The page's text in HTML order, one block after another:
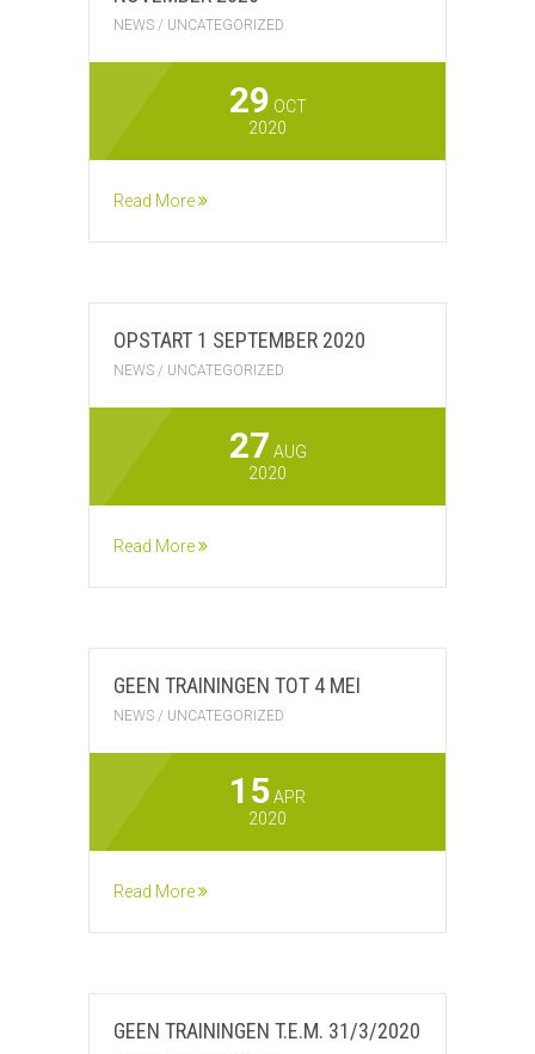
NEWS / UNCATEGORIZED
29 OCT
2020
Read More
OPSTART 1 SEPTEMBER 2020
NEWS / UNCATEGORIZED
27 AUG
2020
Read More
GEEN TRAININGEN TOT 4 MEI
NEWS / UNCATEGORIZED
15APR
2020
Read More
GEEN TRAININGEN T.E.M. 31/3/2020